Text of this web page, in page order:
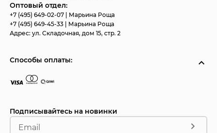
Оптовый отдел:
+7 (495) 649-02-07 | Марьина Роща
+7 (495) 649-45-33 | Марьина Роща
Адрес: ул. Складочная, дом 15, стр. 2
Способы оплаты:
Подписывайтесь на новинки
Email